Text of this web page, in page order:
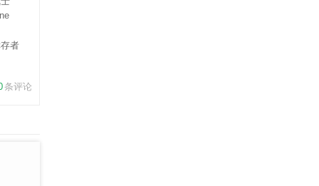
者
条评论